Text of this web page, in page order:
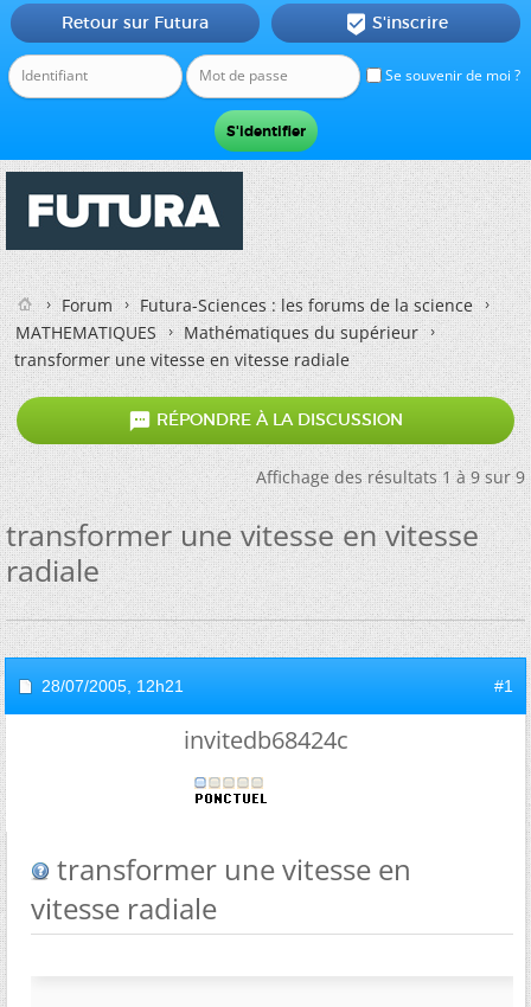
Se souvenir de moi ?
Retour sur Futura  S'inscrire
Forum
Futura-Sciences : les forums de la science
MATHEMATIQUES
Mathématiques du supérieur
transformer une vitesse en vitesse radiale
 RÉPONDRE À LA DISCUSSION
Affichage des résultats 1 à 9 sur 9
transformer une vitesse en vitesse
radiale
28/07/2005, 12h21 #1
invitedb68424c
transformer une vitesse en
vitesse radiale